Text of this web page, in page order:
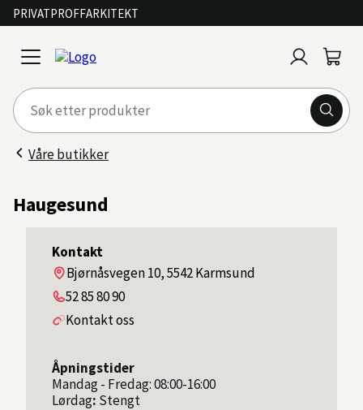
PRIVATPROFFARKITEKT
open
menu
inn
Våre butikker
Haugesund
Kontakt
Adresse
Bjørnåsvegen 10, 5542 Karmsund
Telefon
52 85 80 90
Kontakt oss
Åpningstider
Mandag - Fredag: 08:00-16:00
Lørdag: Stengt